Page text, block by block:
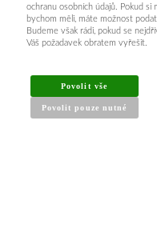
ochranu osobních údajů. Pokud si
bychom měli, máte možnost
Budeme však rádi, pokud se
Váš požadavek obratem vyřešit.
Povolit vše
Povolit pouze nutné